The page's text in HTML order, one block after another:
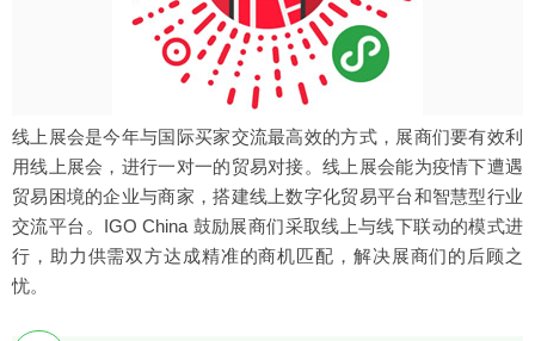
线上展会是今年与国际买家交流最高效的方式，展商们要有效利
用线上展会，进行一对一的贸易对接。线上展会能为疫情下遭遇
贸易困境的企业与商家，搭建线上数字化贸易平台和智慧型行业
交流平台。IGO China 鼓励展商们采取线上与线下联动的模式进
行，助力供需双方达成精准的商机匹配，解决展商们的后顾之
忧。